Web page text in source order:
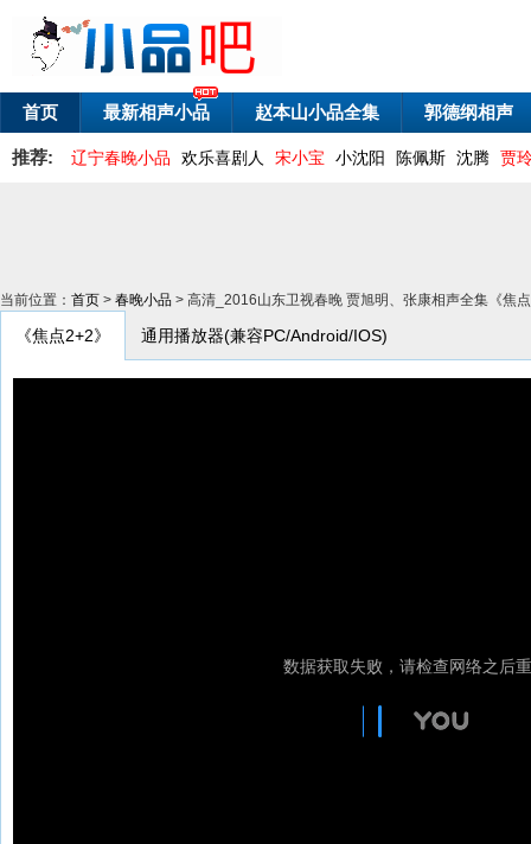
首页 最新相声小品 赵本山小品全集 郭德纲相声
推荐: 辽宁春晚小品 欢乐喜剧人 宋小宝 小沈阳 陈佩斯 沈腾 贾
当前位置： 首页 > 春晚小品 > 高清_2016山东卫视春晚 贾旭明、张康相声全集《焦
《焦点2+2》 通用播放器(兼容PC/Android/IOS)